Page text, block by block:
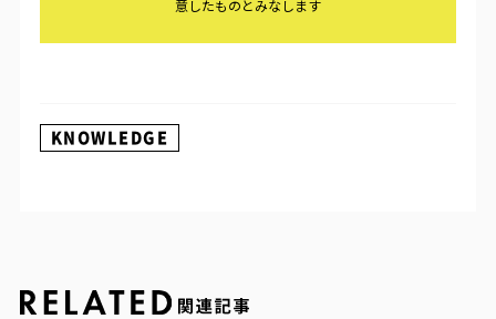
KNOWLEDGE